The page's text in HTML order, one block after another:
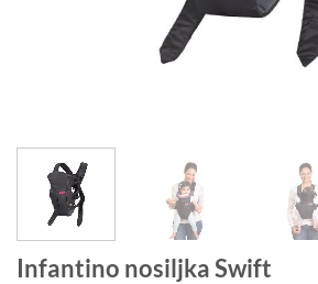
Infantino nosiljka Swift